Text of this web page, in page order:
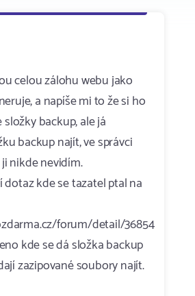
celou zálohu webu jako
a napíše mi to že si ho
backup, ale já
backup najít, ve správci
nikde nevidím.
dotaz kde se tazatel ptal na
forum/detail/36854
kde se dá složka backup
zazipované soubory najít.